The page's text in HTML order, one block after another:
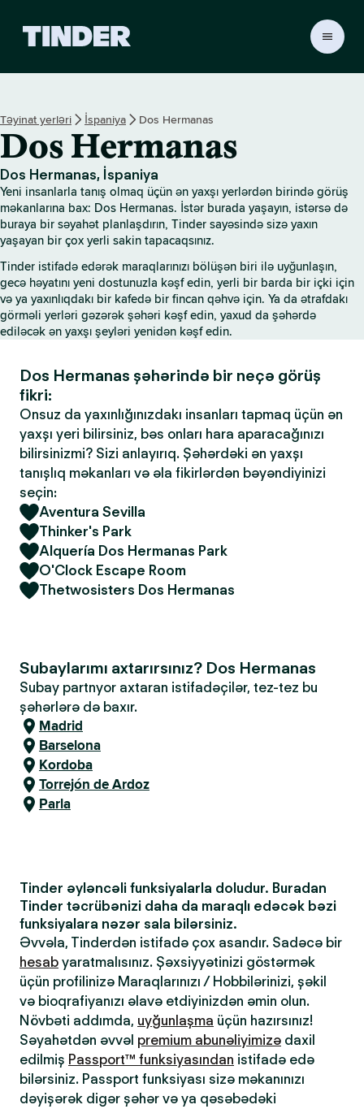
r
H
o
m
e
Təyinat yerləri İspaniya Dos Hermanas
Dos Hermanas
Dos Hermanas, İspaniya
Yeni insanlarla tanış olmaq üçün ən yaxşı yerlərdən birində görüş
məkanlarına bax: Dos Hermanas. İstər burada yaşayın, istərsə də
buraya bir səyahət planlaşdırın, Tinder sayəsində sizə yaxın
yaşayan bir çox yerli sakin tapacaqsınız.
Tinder istifadə edərək maraqlarınızı bölüşən biri ilə uyğunlaşın,
gecə həyatını yeni dostunuzla kəşf edin, yerli bir barda bir içki için
və ya yaxınlıqdakı bir kafedə bir fincan qəhvə için. Ya da ətrafdakı
görməli yerləri gəzərək şəhəri kəşf edin, yaxud da şəhərdə
ediləcək ən yaxşı şeyləri yenidən kəşf edin.
Dos Hermanas şəhərində bir neçə görüş
fikri:
Onsuz da yaxınlığınızdakı insanları tapmaq üçün ən
yaxşı yeri bilirsiniz, bəs onları hara aparacağınızı
bilirsinizmi? Sizi anlayırıq. Şəhərdəki ən yaxşı
tanışlıq məkanları və əla fikirlərdən bəyəndiyinizi
seçin:
Aventura Sevilla
Thinker's Park
Alquería Dos Hermanas Park
O'Clock Escape Room
Thetwosisters Dos Hermanas
Subaylarımı axtarırsınız? Dos Hermanas
Subay partnyor axtaran istifadəçilər, tez-tez bu
şəhərlərə də baxır.
Madrid
Barselona
Kordoba
Torrejón de Ardoz
Parla
Tinder əyləncəli funksiyalarla doludur. Buradan
Tinder təcrübənizi daha da maraqlı edəcək bəzi
funksiyalara nəzər sala bilərsiniz.
Əvvəla, Tinderdən istifadə çox asandır. Sadəcə bir
hesab yaratmalısınız. Şəxsiyyətinizi göstərmək
üçün profilinizə Maraqlarınızı / Hobbilərinizi, şəkil
və bioqrafiyanızı əlavə etdiyinizdən əmin olun.
Növbəti addımda, uyğunlaşma üçün hazırsınız!
Səyahətdən əvvəl premium abunəliyimizə daxil
edilmiş Passport™ funksiyasından istifadə edə
bilərsiniz. Passport funksiyası sizə məkanınızı
dəyişərək digər şəhər və ya qəsəbədəki